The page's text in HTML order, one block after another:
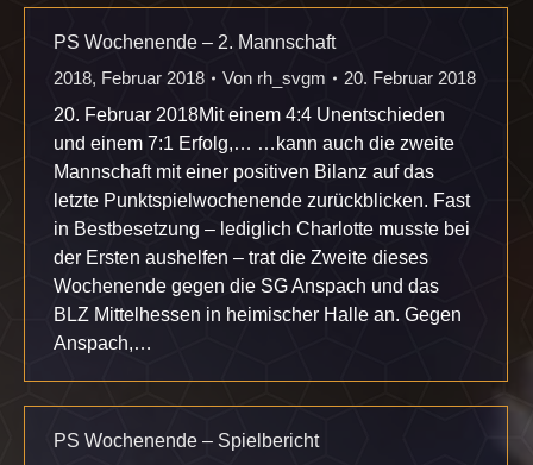
PS Wochenende – 2. Mannschaft
2018, Februar 2018 Von rh_svgm
20. Februar 2018
20. Februar 2018Mit einem 4:4 Unentschieden
und einem 7:1 Erfolg,… …kann auch die zweite
Mannschaft mit einer positiven Bilanz auf das
letzte Punktspielwochenende zurückblicken. Fast
in Bestbesetzung – lediglich Charlotte musste bei
der Ersten aushelfen – trat die Zweite dieses
Wochenende gegen die SG Anspach und das
BLZ Mittelhessen in heimischer Halle an. Gegen
Anspach,…
PS Wochenende – Spielbericht